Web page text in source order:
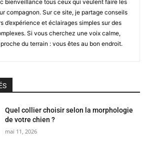
bienveillance tous ceux qui veulent faire les
compagnon. Sur ce site, je partage conseils
d’expérience et éclairages simples sur des
Si vous cherchez une voix calme,
du terrain : vous êtes au bon endroit.
Quel collier choisir selon la morphologie
de votre chien ?
mai 11, 2026